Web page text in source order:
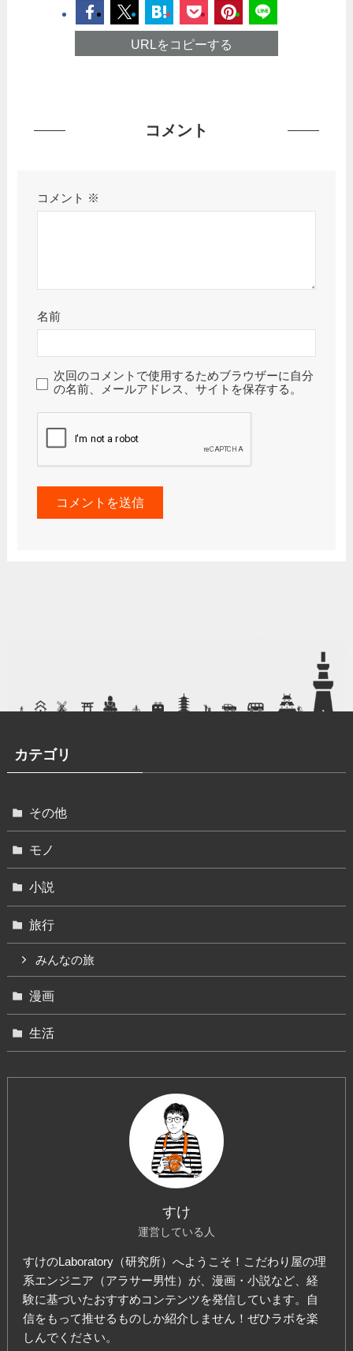
URLをコピーする
コメント
コメント ※
名前
次回のコメントで使用するためブラウザーに自分
の名前、メールアドレス、サイトを保存する。
カテゴリ
その他
モノ
小説
旅行
みんなの旅
漫画
生活
すけ
運営している人
すけのLaboratory（研究所）へようこそ！こだわり屋の理
系エンジニア（アラサー男性）が、漫画・小説など、経
験に基づいたおすすめコンテンツを発信しています。自
信をもって推せるものしか紹介しません！ぜひラボを楽
しんでください。